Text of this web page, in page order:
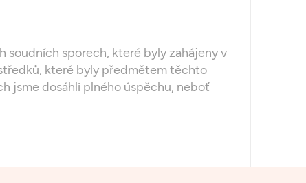
soudních sporech, které byly zahájeny v
které byly předmětem těchto
jsme dosáhli plného úspěchu, neboť